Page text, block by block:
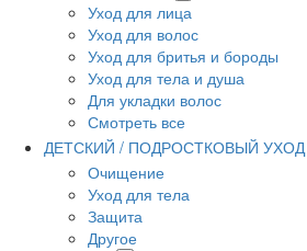
Уход для лица
Уход для волос
Уход для бритья и бороды
Уход для тела и душа
Для укладки волос
Смотреть все
ДЕТСКИЙ / ПОДРОСТКОВЫЙ УХОД
Очищение
Уход для тела
Защита
Другое